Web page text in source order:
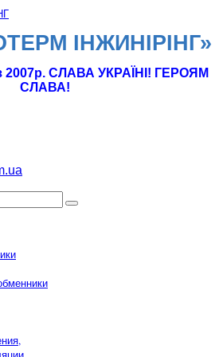
IНЖИНІРІНГ»
2007р. СЛАВА УКРАЇНІ! ГЕРОЯМ
СЛАВА!